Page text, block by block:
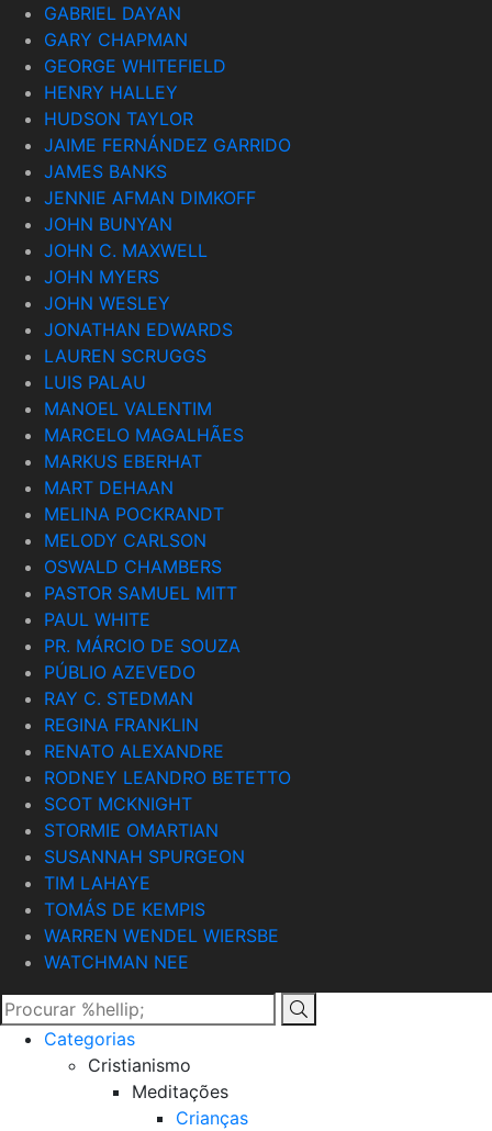
GABRIEL DAYAN
GARY CHAPMAN
GEORGE WHITEFIELD
HENRY HALLEY
HUDSON TAYLOR
JAIME FERNÁNDEZ GARRIDO
JAMES BANKS
JENNIE AFMAN DIMKOFF
JOHN BUNYAN
JOHN C. MAXWELL
JOHN MYERS
JOHN WESLEY
JONATHAN EDWARDS
LAUREN SCRUGGS
LUIS PALAU
MANOEL VALENTIM
MARCELO MAGALHÃES
MARKUS EBERHAT
MART DEHAAN
MELINA POCKRANDT
MELODY CARLSON
OSWALD CHAMBERS
PASTOR SAMUEL MITT
PAUL WHITE
PR. MÁRCIO DE SOUZA
PÚBLIO AZEVEDO
RAY C. STEDMAN
REGINA FRANKLIN
RENATO ALEXANDRE
RODNEY LEANDRO BETETTO
SCOT MCKNIGHT
STORMIE OMARTIAN
SUSANNAH SPURGEON
TIM LAHAYE
TOMÁS DE KEMPIS
WARREN WENDEL WIERSBE
WATCHMAN NEE
Categorias
Cristianismo
Meditações
Crianças